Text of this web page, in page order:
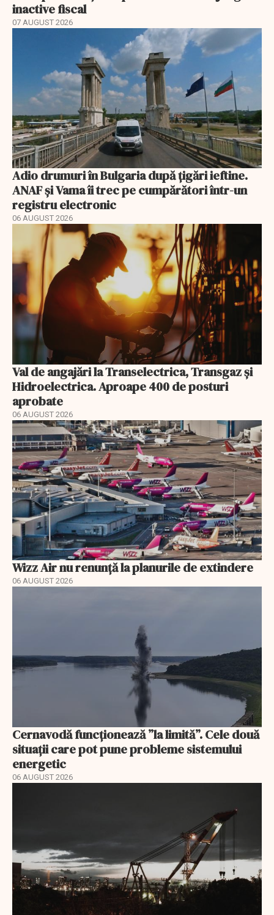
inactive fiscal
07 AUGUST 2026
Adio drumuri în Bulgaria după țigări ieftine.
ANAF și Vama îi trec pe cumpărători într-un
registru electronic
06 AUGUST 2026
Val de angajări la Transelectrica, Transgaz și
Hidroelectrica. Aproape 400 de posturi
aprobate
06 AUGUST 2026
Wizz Air nu renunță la planurile de extindere
06 AUGUST 2026
Cernavodă funcționează ”la limită”. Cele două
situații care pot pune probleme sistemului
energetic
06 AUGUST 2026